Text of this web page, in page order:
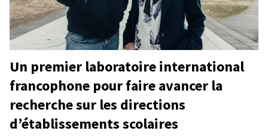
Un premier laboratoire international
francophone pour faire avancer la
recherche sur les directions
d’établissements scolaires